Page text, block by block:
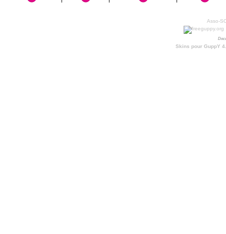
Asso-
Skins pour GuppY